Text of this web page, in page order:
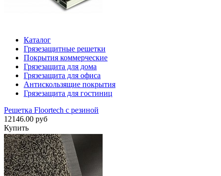
Каталог
Грязезащитные решетки
Покрытия коммерческие
Грязезащита для дома
Грязезащита для офиса
Антискользящие покрытия
Грязезащита для гостиниц
Решетка Floortech с резиной
12146.00 руб
Купить